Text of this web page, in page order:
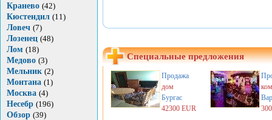
Кранево (42)
Кюстендил (11)
Ловеч (7)
Лозенец (48)
Лом (18)
Медово (3)
Мельник (2)
Монтана (1)
Москва (4)
Несебр (196)
Обзор (39)
Специальные предложения
Продажа
дом
Бургас
42300 EUR